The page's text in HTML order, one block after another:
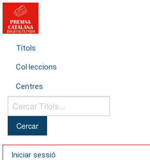
Títols
Col·leccions
Centres
Cercar
Títols...
Iniciar sessió